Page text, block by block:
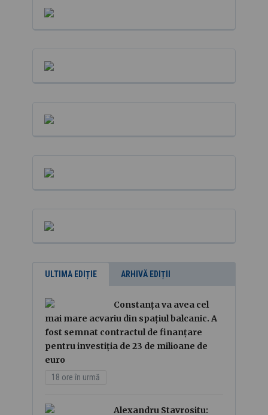
ULTIMA EDIȚIE ARHIVĂ EDIȚII
Constanța va avea cel
mai mare acvariu din spațiul balcanic. A
fost semnat contractul de finanțare
pentru investiția de 23 de milioane de
euro
18 ore în urmă
Alexandru Stavrositu: